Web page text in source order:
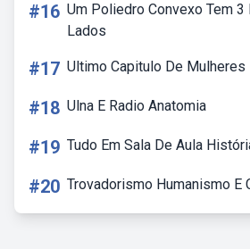
#16 Um Poliedro Convexo Tem 3
Lados
#17 Ultimo Capitulo De Mulheres
#18 Ulna E Radio Anatomia
#19 Tudo Em Sala De Aula
#20 Trovadorismo Humanismo E